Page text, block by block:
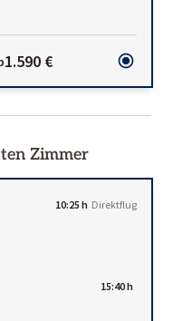
1.590 €
Zimmer
10:25 h Direktflug
15:40 h